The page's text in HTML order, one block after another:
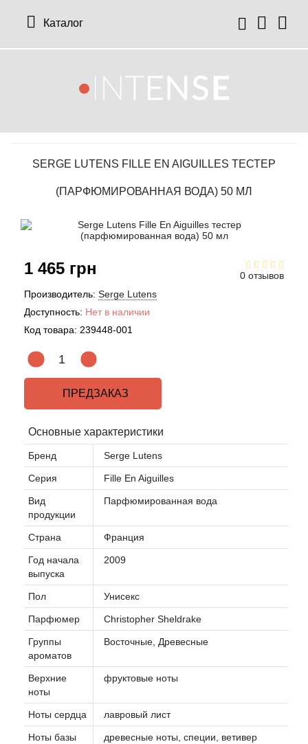
Каталог
SERGE LUTENS FILLE EN AIGUILLES ТЕСТЕР
(ПАРФЮМИРОВАННАЯ ВОДА) 50 МЛ
0 отзывов
1 465 грн
Производитель: Serge Lutens
Доступность: Нет в наличии
Код товара: 239448-001
ПРЕДЗАКАЗ
Основные характеристики
Бренд Serge Lutens
Серия Fille En Aiguilles
Вид
продукции
Парфюмированная вода
Страна Франция
Год начала
выпуска
2009
Пол Унисекс
Парфюмер Christopher Sheldrake
Группы
ароматов
Восточные, Древесные
Верхние
ноты
фруктовые ноты
Ноты сердца лавровый лист
Ноты базы
древесные ноты, специи, ветивер
12 Parfumeurs Francais
19-69
27 87 Perfumes
Abercrombie Fitch
Absolument Parfumeur
Acca Kappa
Acqua di Parma
Adidas
Aedes de Venustas
Aerin Lauder
Affinessence
Afnan
Agatha Ruiz de la Prada
Agent Provocateur
Agonist
Aigner
Aj Arabia (Widian)
Отзывы
Доставка
Контакты
Статьи
История заказов
Рассылка новостей